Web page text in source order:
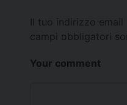
Il tuo indirizzo
campi obbligatori
Your comment